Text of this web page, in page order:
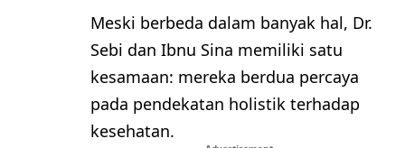
Meski berbeda dalam banyak hal, Dr.
Sebi dan Ibnu Sina memiliki satu
kesamaan: mereka berdua percaya
pada pendekatan holistik terhadap
kesehatan.